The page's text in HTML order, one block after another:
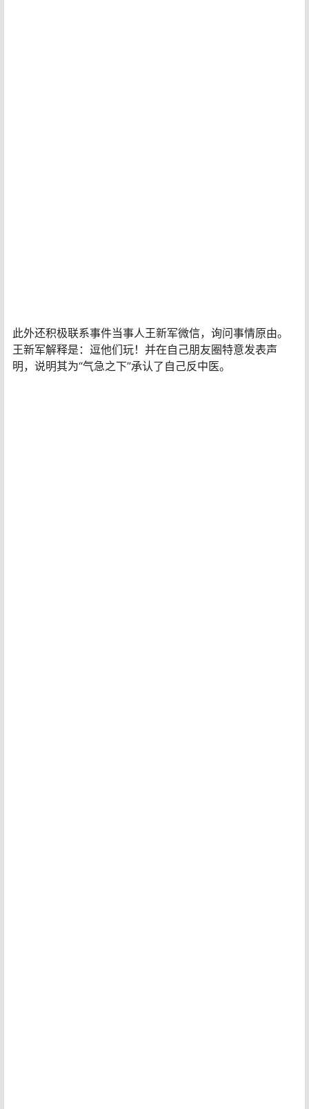
此外还积极联系事件当事人王新军微信，询问事情原由。
王新军解释是：逗他们玩！并在自己朋友圈特意发表声
明，说明其为“气急之下”承认了自己反中医。